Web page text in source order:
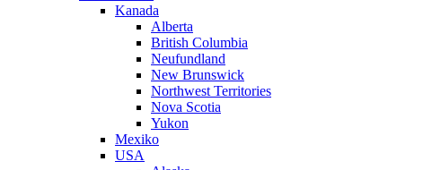
Kanada
Alberta
British Columbia
Neufundland
New Brunswick
Northwest Territories
Nova Scotia
Yukon
Mexiko
USA